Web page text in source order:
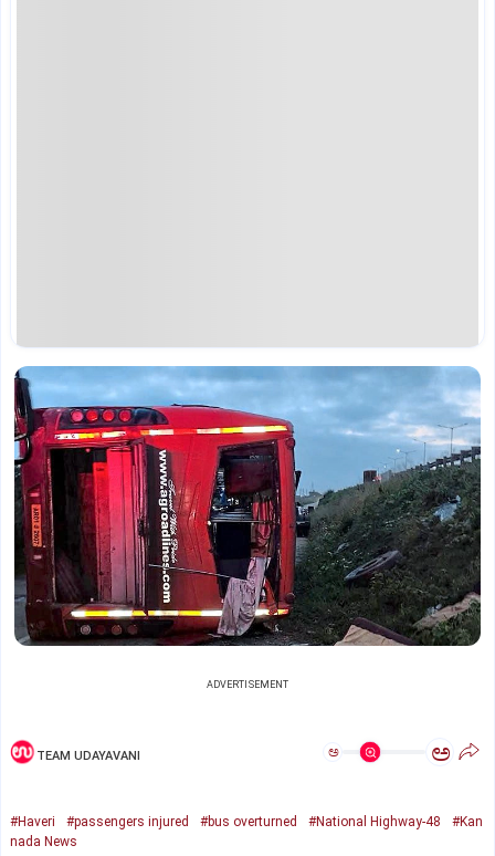
ADVERTISEMENT
TEAM UDAYAVANI ಅ ಅ
#Haveri #passengers injured #bus overturned #National Highway-48
#Kan
nada News